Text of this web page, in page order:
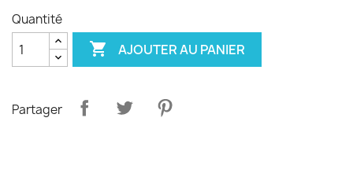
Quantité
 AJOUTER AU PANIER
Partager